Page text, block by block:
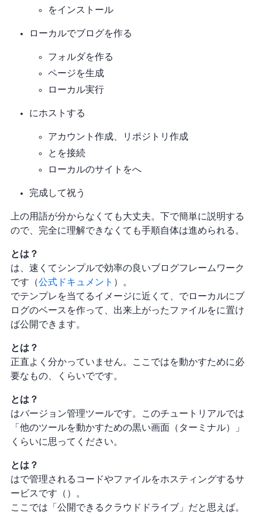
Hexoをインストール
ローカルでブログを作る
フォルダを作る
ページを生成
ローカル実行
GitHubにホストする
GitHubアカウント作成、リポジトリ作成
GitとGitHubを接続
ローカルのサイトをGitHubへpush
完成して祝う
上の用語が分からなくても大丈夫。下で簡単に説明する
ので、完全に理解できなくても手順自体は進められる。
Hexoとは？
Hexoは、速くてシンプルで効率の良いブログフレームワーク
です（Hexo公式ドキュメント ）。
PPTでテンプレを当てるイメージに近くて、Hexoでローカルにブ
ログのベースを作って、出来上がったファイルをGitHubに置け
ば公開できます。
Node.jsとは？
正直よく分かっていません。ここではHexoを動かすために必
要なもの、くらいでOKです。
Gitとは？
Gitはバージョン管理ツールです。このチュートリアルでは
「他のツールを動かすための黒い画面（ターミナル）」
くらいに思ってください。
GitHubとは？
GitHubはGitで管理されるコードやファイルをホスティングするサ
ービスです（ ）。
ここでは「公開できるクラウドドライブ」だと思えばOK。